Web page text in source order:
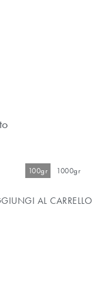
100gr 1000gr
AL CARRELLO